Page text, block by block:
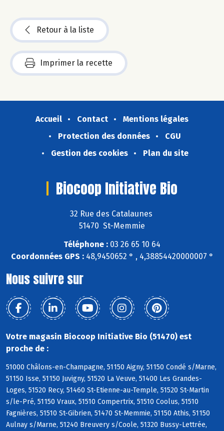
Retour à la liste
Imprimer la recette
Accueil Contact
Mentions légales
Protection des données
CGU
Gestion des cookies
Plan du site
Biocoop Initiative Bio
32 Rue des Catalaunes
51470 St-Memmie
Téléphone : 03 26 65 10 64
Coordonnées GPS :48,9450652 ° , 4,38854420000007 °
Nous suivre sur
Votre magasin Biocoop Initiative Bio (51470) est
proche de :
51000 Châlons-en-Champagne, 51150 Aigny, 51150 Condé s/Marne,
51150 Isse, 51150 Juvigny, 51520 La Veuve, 51400 Les Grandes-
Loges, 51520 Recy, 51460 St-Etienne-au-Temple, 51520 St-Martin
s/le-Pré, 51150 Vraux, 51510 Compertrix, 51510 Coolus, 51510
Fagnières, 51510 St-Gibrien, 51470 St-Memmie, 51150 Athis, 51150
Aulnay s/Marne, 51240 Breuvery s/Coole, 51320 Bussy-Lettrée,